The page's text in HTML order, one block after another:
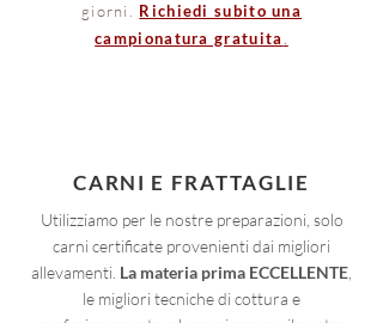
giorni. Richiedi subito una
campionatura gratuita
CARNI E FRATTAGLIE
Utilizziamo per le nostre preparazioni, solo
carni certificate provenienti dai migliori
allevamenti. La materia prima ECCELLENTE
le migliori tecniche di cottura e